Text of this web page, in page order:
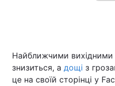
Найближчими вихідними
знизиться, а дощі з
це на своїй сторінці у